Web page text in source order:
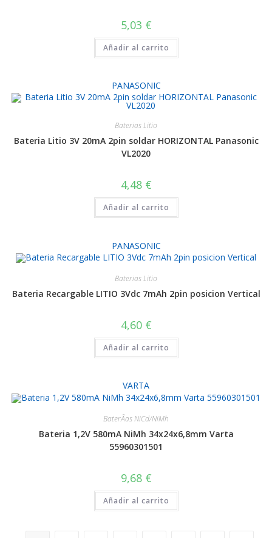
5,03 €
Añadir al carrito
PANASONIC
Baterias Litio
Bateria Litio 3V 20mA 2pin soldar HORIZONTAL Panasonic
VL2020
4,48 €
Añadir al carrito
PANASONIC
Baterias Litio
Bateria Recargable LITIO 3Vdc 7mAh 2pin posicion Vertical
4,60 €
Añadir al carrito
VARTA
BaterÃ­as NiCd/NiMh
Bateria 1,2V 580mA NiMh 34x24x6,8mm Varta
55960301501
9,68 €
Añadir al carrito